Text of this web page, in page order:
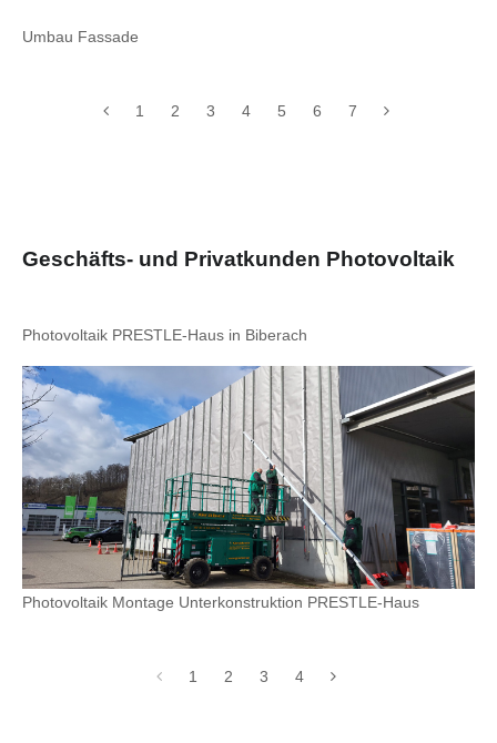
Umbau Fassade
1 2 3 4 5 6 7
Geschäfts- und Privatkunden Photovoltaik
Photovoltaik PRESTLE-Haus in Biberach
Photovoltaik Montage Unterkonstruktion PRESTLE-Haus
1 2 3 4